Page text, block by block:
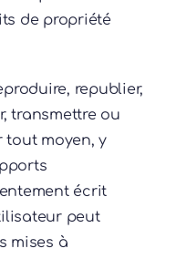
de propriété
republier,
transmettre ou
moyen, y
écrit
peut
mises à